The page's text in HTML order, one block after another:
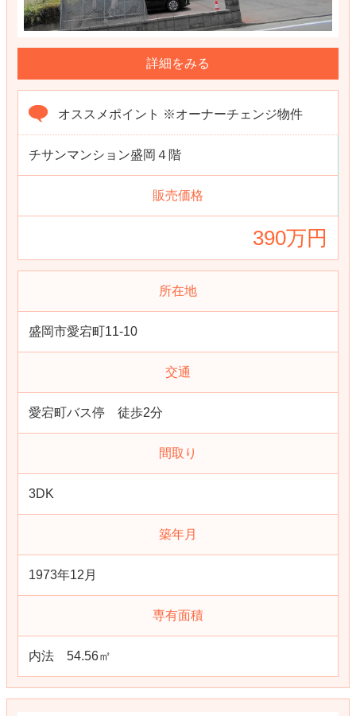
詳細をみる
オススメポイント ※オーナーチェンジ物件
チサンマンション盛岡４階
販売価格
390万円
所在地
盛岡市愛宕町11-10
交通
愛宕町バス停 徒歩2分
間取り
3DK
築年月
1973年12月
専有面積
内法 54.56㎡